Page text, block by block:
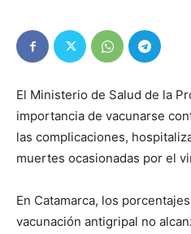
El Ministerio de Salud de la
importancia de vacunarse
las complicaciones,
muertes ocasionadas por el
En Catamarca, los
vacunación antigripal no